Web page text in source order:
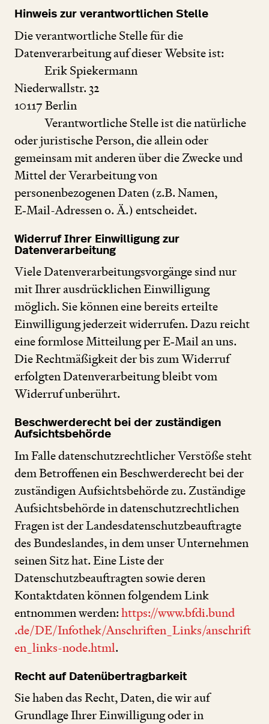
Hinweis zur verantwortlichen Stelle
Die verantwortliche Stelle für die
Datenverarbeitung auf dieser Website ist:
Erik Spiekermann
Niederwallstr.32
10117Berlin
Verantwortliche Stelle ist die natürliche
oder juristische Person, die allein oder
gemeinsam mit anderen über die Zwecke und
Mittel der Verarbeitung von
personenbezogenen Daten (z.B. Namen,
E‑Mail-Adressen o. Ä.) entscheidet.
Widerruf Ihrer Einwilligung zur
Datenverarbeitung
Viele Datenverarbeitungsvorgänge sind nur
mit Ihrer ausdrücklichen Einwilligung
möglich. Sie können eine bereits erteilte
Einwilligung jederzeit widerrufen. Dazu reicht
eine formlose Mitteilung per E‑Mail an uns.
Die Rechtmäßigkeit der bis zum Widerruf
erfolgten Datenverarbeitung bleibt vom
Widerruf unberührt.
Beschwerderecht bei der zuständigen
Aufsichtsbehörde
Im Falle datenschutzrechtlicher Verstöße steht
dem Betroffenen ein Beschwerderecht bei der
zuständigen Aufsichtsbehörde zu. Zuständige
Aufsichtsbehörde in datenschutzrechtlichen
Fragen ist der Landesdatenschutzbeauftragte
des Bundeslandes, in dem unser Unternehmen
seinen Sitz hat. Eine Liste der
Datenschutzbeauftragten sowie deren
Kontaktdaten können folgendem Link
entnommen werden:https://​www​.bfdi​.bund​
.de/​D​E​/​I​n​f​o​t​h​e​k​/​A​n​s​c​h​r​i​f​t​e​n​_​L​i​n​k​s​/​a​n​s​c​h​r​i​f​t​
e​n​_​l​i​n​k​s​-​n​o​d​e​.html.
Recht auf Datenübertragbarkeit
Sie haben das Recht, Daten, die wir auf
Grundlage Ihrer Einwilligung oder in